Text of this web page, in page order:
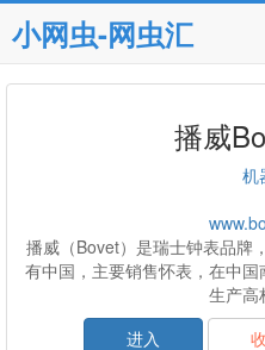
小网虫-网虫汇
播威
机
播威（Bovet）是瑞士钟表品牌
有中国，主要销售怀表，在中
生产高
进入